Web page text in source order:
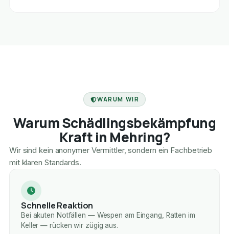
WARUM WIR
Warum Schädlingsbekämpfung
Kraft in Mehring?
Wir sind kein anonymer Vermittler, sondern ein Fachbetrieb
mit klaren Standards.
Schnelle Reaktion
Bei akuten Notfällen — Wespen am Eingang, Ratten im
Keller — rücken wir zügig aus.